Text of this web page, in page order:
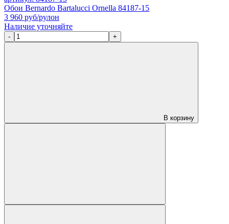
Обои Bernardo Bartalucci Ornella 84187-15
3 960 руб/рулон
Наличие уточняйте
- +
В корзину